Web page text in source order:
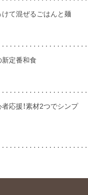
けて混ぜるごはんと麺
新定番和食
者応援！素材2つでシンプ